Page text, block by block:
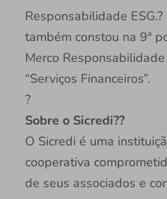
Responsabilidade
também constou na 9ª
Merco
“Serviços Financeiros”.
?
Sobre o Sicredi??
O Sicredi é uma
cooperativa
de seus associados e